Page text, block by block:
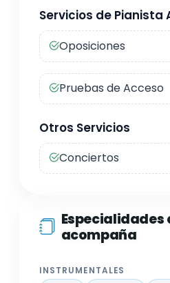
Servicios de
Oposiciones
Pruebas de Acceso
Otros Servicios
Conciertos
Especialidades
acompaña
INSTRUMENTALES